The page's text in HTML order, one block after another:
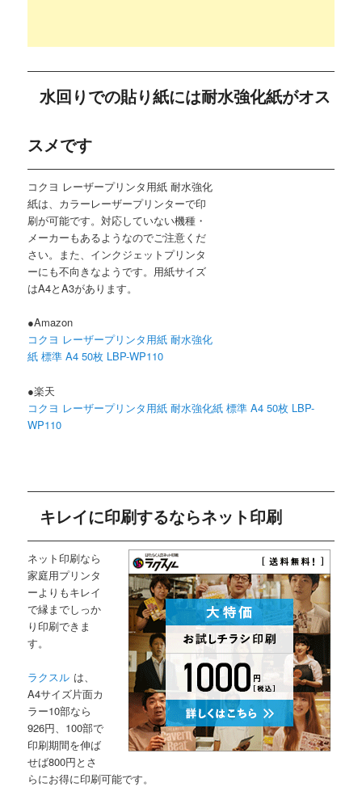
水回りでの貼り紙には耐水強化紙がオス
スメです
コクヨ レーザープリンタ用紙 耐水強化
紙は、カラーレーザープリンターで印
刷が可能です。対応していない機種・
メーカーもあるようなのでご注意くだ
さい。また、インクジェットプリンタ
ーにも不向きなようです。用紙サイズ
はA4とA3があります。
●Amazon
コクヨ レーザープリンタ用紙 耐水強化
紙 標準 A4 50枚 LBP-WP110
●楽天
コクヨ レーザープリンタ用紙 耐水強化紙 標準 A4 50枚 LBP-
WP110
キレイに印刷するならネット印刷
ネット印刷なら
家庭用プリンタ
ーよりもキレイ
で縁までしっか
り印刷できま
す。
ラクスル は、
A4サイズ片面カ
ラー10部なら
926円、100部で
印刷期間を伸ば
せば800円とさ
らにお得に印刷可能です。